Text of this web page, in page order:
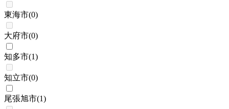
東海市(0)
大府市(0)
知多市(1)
知立市(0)
尾張旭市(1)